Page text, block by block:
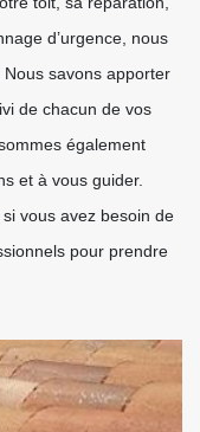
d’urgence, nous
savons apporter
de chacun de vos
également
et à vous guider.
vous avez besoin de
pour prendre